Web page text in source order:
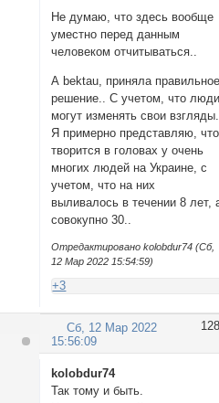
Не думаю, что здесь вообще
уместно перед данным
человеком отчитываться..
А bektau, приняла
решение.. С учетом, что
могут изменять свои
Я примерно представляю, что
творится в головах у очень
многих людей на Украине, с
учетом, что на них
выливалось в течении 8 лет,
совокупно 30..
Отредактировано kolobdur74 (Сб,
12 Мар 2022 15:54:59)
+3
128
Сб, 12 Мар 2022
15:56:09
kolobdur74
Так тому и быть.